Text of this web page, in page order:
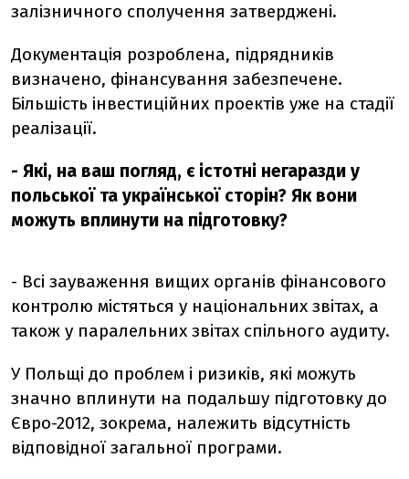
залізничного сполучення затверджені.
Документація розроблена, підрядників
визначено, фінансування забезпечене.
Більшість інвестиційних проектів уже на стадії
реалізації.
- Які, на ваш погляд, є істотні негаразди у
польської та української сторін? Як вони
можуть вплинути на підготовку?
- Всі зауваження вищих органів фінансового
контролю містяться у національних звітах, а
також у паралельних звітах спільного аудиту.
У Польщі до проблем і ризиків, які можуть
значно вплинути на подальшу підготовку до
Євро-2012, зокрема, належить відсутність
відповідної загальної програми.